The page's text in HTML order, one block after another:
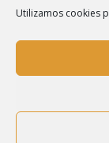
Utilizamos cookies
Teléfono:
Fax: 968 60